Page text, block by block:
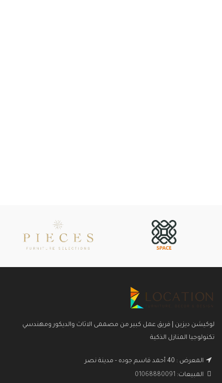
لوكيشن ديزين | فريق عمل كبير من مصممى الاثاث والديكور ومهندسي
تكنولوجيا المنازل الذكية
المعرض : 40 أحمد قاسم جوده - مدينة نصر
المبيعات: 01068880091